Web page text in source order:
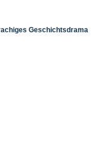
Geschichtsdrama